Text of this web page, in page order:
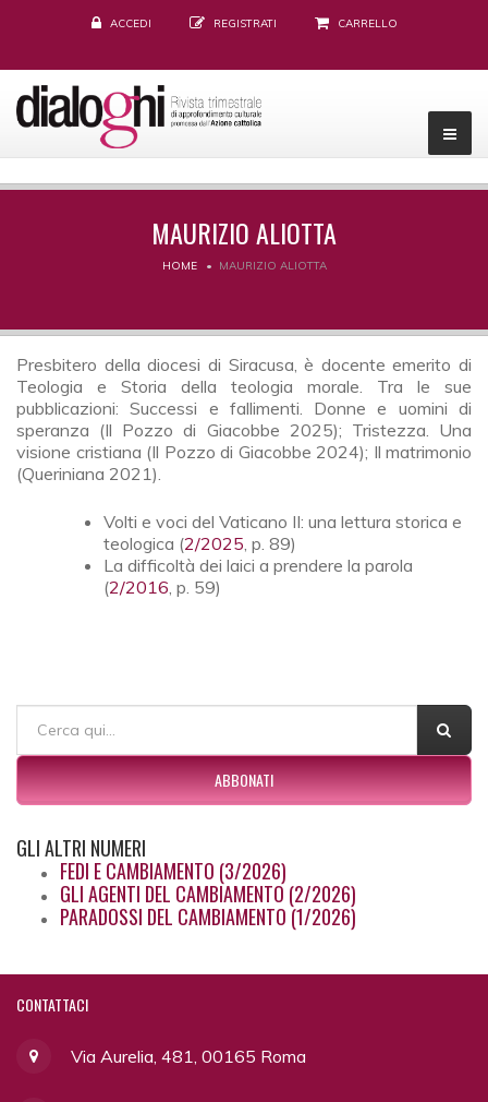
ACCEDI REGISTRATI CARRELLO
MAURIZIO ALIOTTA
HOME MAURIZIO ALIOTTA
Presbitero della diocesi di Siracusa, è docente emerito di
Teologia e Storia della teologia morale. Tra le sue
pubblicazioni: Successi e fallimenti. Donne e uomini di
speranza (Il Pozzo di Giacobbe 2025); Tristezza. Una
visione cristiana (Il Pozzo di Giacobbe 2024); Il matrimonio
(Queriniana 2021).
Volti e voci del Vaticano II: una lettura storica e
teologica (2/2025, p. 89)
La difficoltà dei laici a prendere la parola
(2/2016, p. 59)
FORM DI RICERCA
ABBONATI
GLIALTRI NUMERI
FEDI E CAMBIAMENTO (3/2026)
GLI AGENTI DEL CAMBIAMENTO (2/2026)
PARADOSSI DEL CAMBIAMENTO (1/2026)
CONTATTACI
Via Aurelia, 481, 00165 Roma